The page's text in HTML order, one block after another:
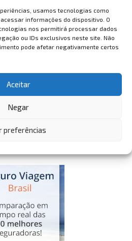
usamos tecnologias como
informações do dispositivo. O
nos permitirá processar dados
ou IDs exclusivos neste site. Não
pode afetar negativamente certos
Aceitar
Negar
preferências